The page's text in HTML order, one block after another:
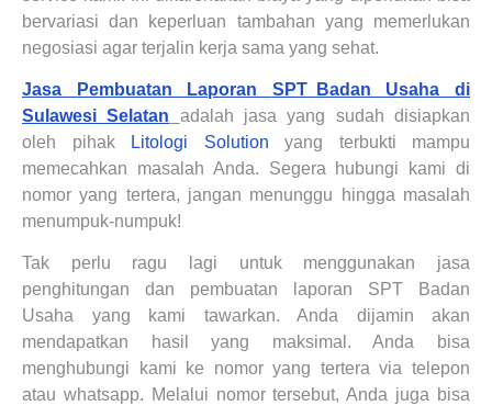
bervariasi dan keperluan tambahan yang memerlukan
negosiasi agar terjalin kerja sama yang sehat.
Jasa Pembuatan Laporan SPT Badan Usaha di
Sulawesi Selatan
adalah jasa yang sudah disiapkan
oleh pihak
Litologi Solution yang terbukti mampu
memecahkan masalah Anda. Segera hubungi kami di
nomor yang tertera, jangan menunggu hingga masalah
menumpuk-numpuk!
Tak perlu ragu lagi untuk menggunakan jasa
penghitungan dan pembuatan laporan SPT Badan
Usaha yang kami tawarkan. Anda dijamin akan
mendapatkan hasil yang maksimal. Anda bisa
menghubungi kami ke nomoryang tertera via telepon
atau whatsapp. Melalui nomor tersebut, Anda juga bisa